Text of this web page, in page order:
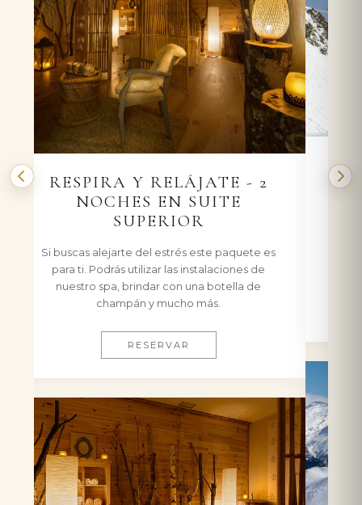
NOCHES
Disfruta de una escapada de invierno en
Panticosa. ENTRE SEMANA (de Domingo a
Viernes).
RESERVAR